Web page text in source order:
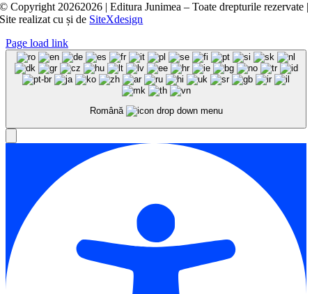
© Copyright 20262026 | Editura Junimea – Toate drepturile rezervate |
Site realizat cușide SiteXdesign
Page load link
Română